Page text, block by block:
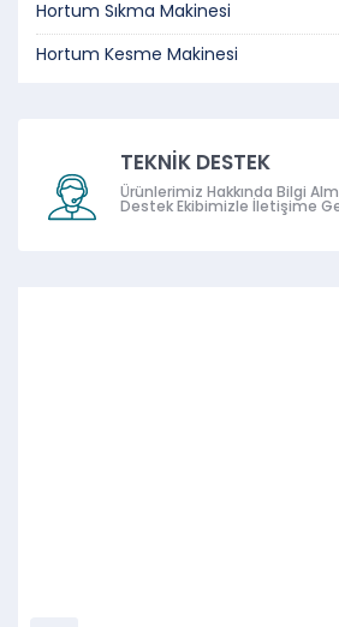
Hortum Sıkma Makinesi
Hortum Kesme Makinesi
TEKNİK DESTEK
Ürünlerimiz Hakkında Bilgi
Destek Ekibimizle İletişime